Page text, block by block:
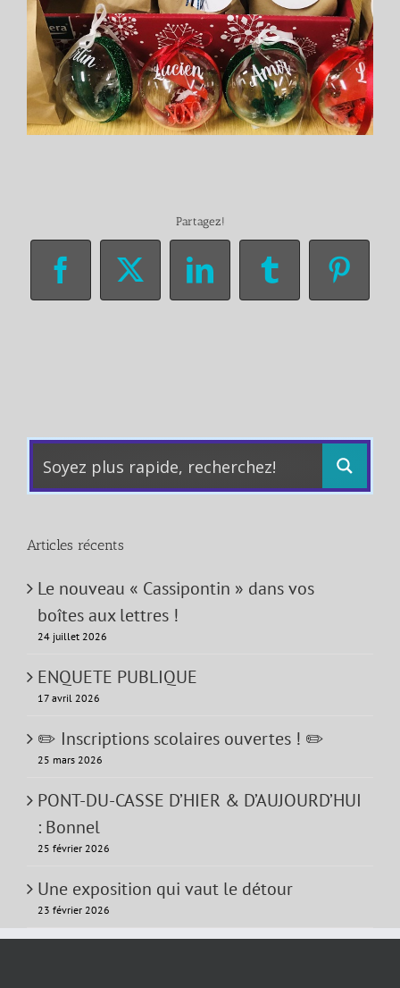
Partagez!
Facebook
X LinkedInTumblr
Articles récents
Le nouveau « Cassipontin » dans vos
boîtes aux lettres !
24 juillet 2026
ENQUETE PUBLIQUE
17 avril 2026
✏️ Inscriptions scolaires ouvertes ! ✏️
25 mars 2026
PONT-DU-CASSE D’HIER & D’AUJOURD’HUI
: Bonnel
25 février 2026
Une exposition qui vaut le détour
23 février 2026